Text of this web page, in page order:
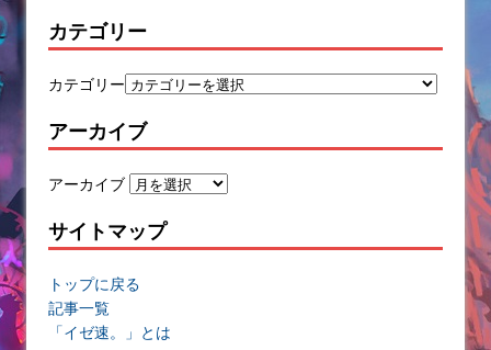
カテゴリー
カテゴリー
アーカイブ
アーカイブ
サイトマップ
トップに戻る
記事一覧
「イゼ速。」とは